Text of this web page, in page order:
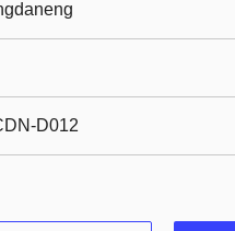
D012